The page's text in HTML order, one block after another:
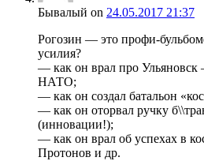
Бывалый on 24.05.2017 21:37
Рогозин — это профи-
усилия?
— как он врал про Ульяновск
НАТО;
— как он создал батальон
— как он оторвал ручку
(инновации!);
— как он врал об успехах в
Протонов и др.